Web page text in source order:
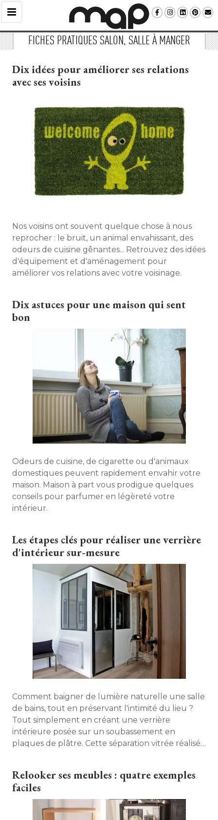
FICHES PRATIQUES SALON, SALLE À MANGER
Dix idées pour améliorer ses relations
avec ses voisins
Nos voisins ont souvent quelque chose à nous
reprocher : le bruit, un animal envahissant, des
odeurs de cuisine gênantes... Retrouvez des idées
d'équipement et d'aménagement pour
améliorer vos relations avec votre voisinage.
Dix astuces pour une maison qui sent
bon
Odeurs de cuisine, de cigarette ou d'animaux
domestiques peuvent rapidement envahir votre
maison. Maison à part vous prodigue quelques
conseils pour parfumer en légèreté votre
intérieur.
Les étapes clés pour réaliser une verrière
d'intérieur sur-mesure
Comment baigner de lumière naturelle une salle
de bains, tout en préservant l'intimité du lieu ?
Tout simplement en créant une verrière
intérieure posée sur un soubassement en
plaques de plâtre. Cette séparation vitrée réalisée
l'indépendance du lieu, avec comme point fort
l'optimisation de la lumière naturelle !
Relooker ses meubles : quatre exemples
faciles